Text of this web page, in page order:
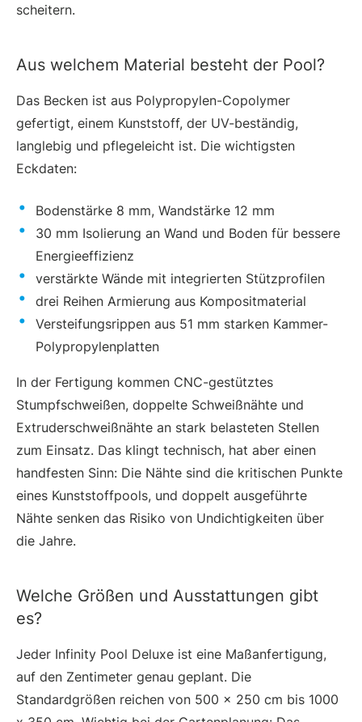
scheitern.
Aus welchem Material besteht der Pool?
Das Becken ist aus Polypropylen-Copolymer
gefertigt, einem Kunststoff, der UV-beständig,
langlebig und pflegeleicht ist. Die wichtigsten
Eckdaten:
Bodenstärke 8 mm, Wandstärke 12 mm
30 mm Isolierung an Wand und Boden für bessere
Energieeffizienz
verstärkte Wände mit integrierten Stützprofilen
drei Reihen Armierung aus Kompositmaterial
Versteifungsrippen aus 51 mm starken Kammer-
Polypropylenplatten
In der Fertigung kommen CNC-gestütztes
Stumpfschweißen, doppelte Schweißnähte und
Extruderschweißnähte an stark belasteten Stellen
zum Einsatz. Das klingt technisch, hat aber einen
handfesten Sinn: Die Nähte sind die kritischen Punkte
eines Kunststoffpools, und doppelt ausgeführte
Nähte senken das Risiko von Undichtigkeiten über
die Jahre.
Welche Größen und Ausstattungen gibt
es?
Jeder Infinity Pool Deluxe ist eine Maßanfertigung,
auf den Zentimeter genau geplant. Die
Standardgrößen reichen von 500 x 250 cm bis 1000